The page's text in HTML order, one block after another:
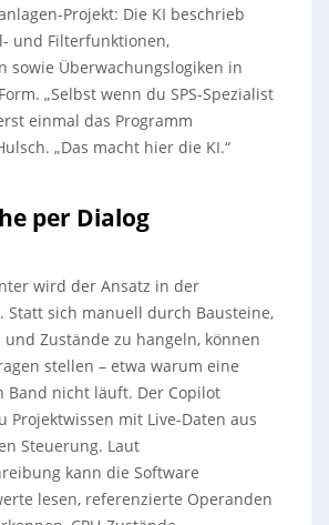
Projekt: Die KI beschrieb
und Filterfunktionen,
sowie Überwachungslogiken in
„Selbst wenn du SPS-Spezialist
einmal das Programm
„Das macht hier die KI.“
per Dialog
wird der Ansatz in der
Statt sich manuell durch Bausteine,
Zustände zu hangeln, können
stellen – etwa warum eine
Band nicht läuft. Der Copilot
Projektwissen mit Live-Daten aus
Steuerung. Laut
kann die Software
lesen, referenzierte Operanden